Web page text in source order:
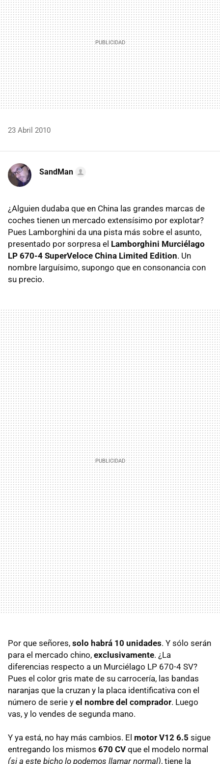
23 Abril 2010
SandMan
¿Alguien dudaba que en China las grandes marcas de
coches tienen un mercado extensísimo por explotar?
Pues Lamborghini da una pista más sobre el asunto,
presentado por sorpresa el Lamborghini Murciélago
LP 670-4 SuperVeloce China Limited Edition. Un
nombre larguísimo, supongo que en consonancia con
su precio.
Por que señores, solo habrá 10 unidades. Y sólo serán
para el mercado chino, exclusivamente. ¿La
diferencias respecto a un Murciélago LP 670-4 SV?
Pues el color gris mate de su carrocería, las bandas
naranjas que la cruzan y la placa identificativa con el
número de serie y el nombre del comprador. Luego
vas, y lo vendes de segunda mano.
Y ya está, no hay más cambios. El motor V12 6.5 sigue
entregando los mismos 670 CV que el modelo normal
(si a este bicho lo podemos llamar normal), tiene la